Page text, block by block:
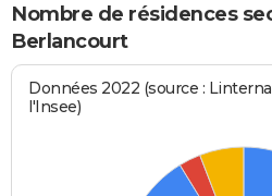
Nombre de résidences
Berlancourt
Données 2022 (source :
l'Insee)